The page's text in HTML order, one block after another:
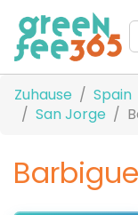
Zuhause Spain
San Jorge